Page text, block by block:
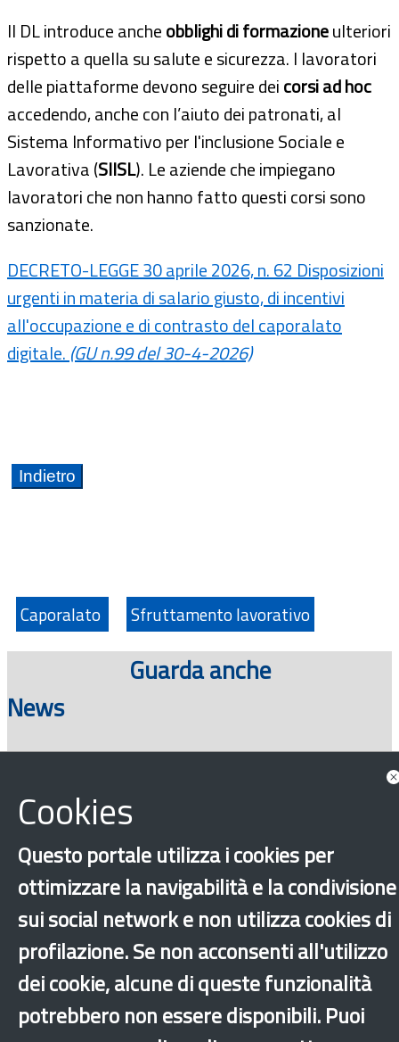
Il DL introduce ancheobblighi di formazioneulteriori
rispetto a quella su salute e sicurezza. I lavoratori
delle piattaforme devono seguire deicorsi ad hoc
accedendo, anche con l’aiuto dei patronati, al
Sistema Informativo per l'inclusione Sociale e
Lavorativa (SIISL). Le aziende che impiegano
lavoratori che non hanno fatto questi corsi sono
sanzionate.
DECRETO-LEGGE 30 aprile 2026, n. 62 Disposizioni
urgenti in materia di salario giusto, di incentivi
all'occupazione e di contrasto del caporalato
digitale. (GU n.99 del 30-4-2026)
Caporalato Sfruttamento lavorativo
Guarda anche
News
Cookies
Questo portale utilizza i cookies per
ottimizzare la navigabilità e la condivisione
sui social network e non utilizza cookies di
profilazione. Se non acconsenti all'utilizzo
dei cookie, alcune di queste funzionalità
potrebbero non essere disponibili. Puoi